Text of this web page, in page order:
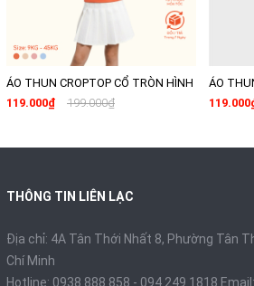
ÁO THUN CROPTOP CỔ TRÒN HÌNH
IN BÉ GÁI COTTON BORIB BÉ GÁI
119.000₫ 199.000₫
ÁO
IN BÉ
THÔNG TIN LIÊN LẠC
Địa chỉ: 4A Tân Thới Nhất 8, Phường Tân
Chí Minh
Hotline: 0938 888 858 - 094 249 1818 Email: